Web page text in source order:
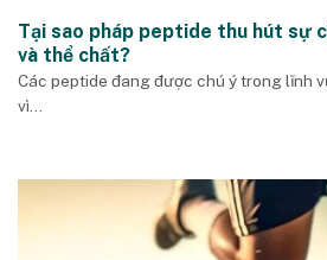
Tại sao pháp peptide thu hút sự
và thể chất?
Các peptide đang được chú ý trong lĩnh
vì...